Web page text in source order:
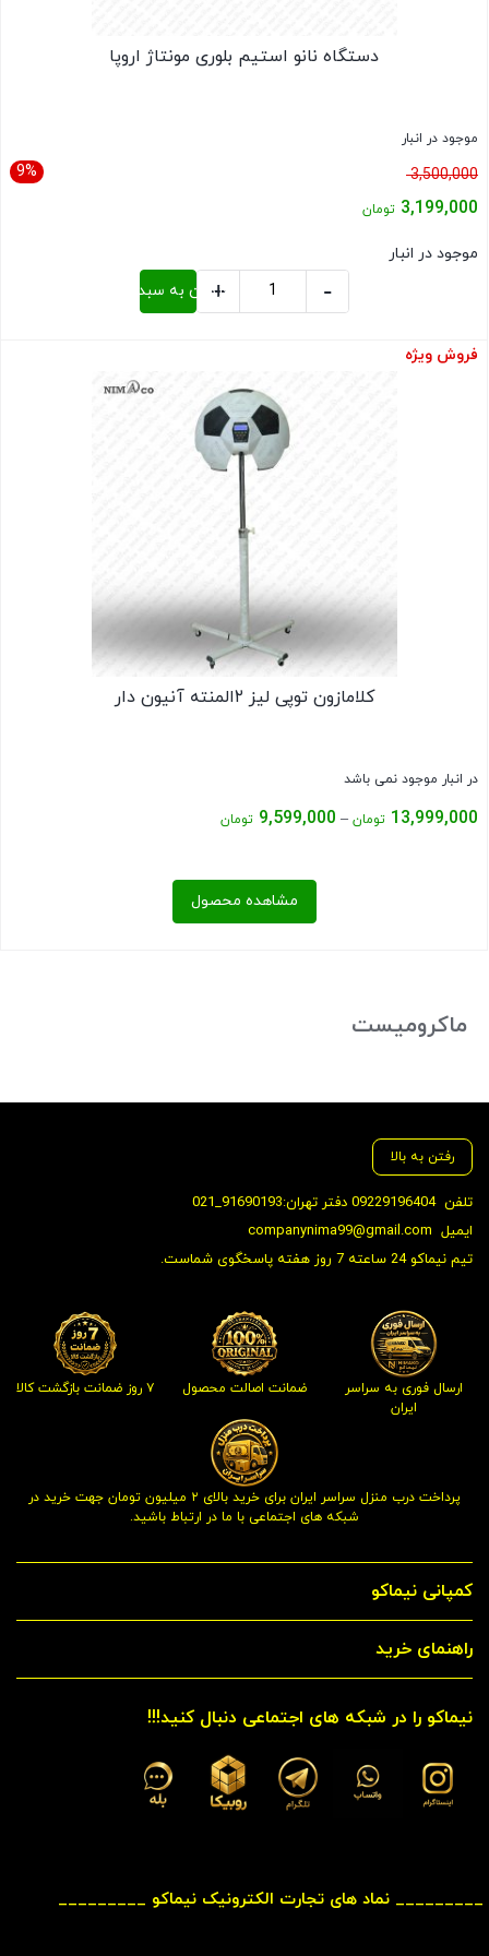
دستگاه نانو استیم بلوری مونتاژ اروپا
موجود در انبار
9% 3,500,000قیمت
اصلی:
بود.
3,199,000 تومان
موجود در انبار
-
+
افزودن به سبد خرید
بستن
فروش ویژه
کلامازون توپی لیز ۲المنته آنیون دار
در انبار موجود نمی باشد
13,999,000 تومان –
9,599,000 تومان
through
مشاهده محصول
ماکرومیست
رفتن به بالا
تلفن09229196404 دفتر تهران:91690193_021
ایمیل companynima99@gmail.com
تیم نیماکو 24 ساعته 7 روز هفته پاسخگوی شماست.
ارسال فوری به سراسر
ایران
ضمانت اصالت محصول ۷ روز ضمانت بازگشت کالا
پرداخت درب منزل سراسر ایران برای خرید بالای ۲ میلیون تومان جهت خرید در
شبکه های اجتماعی با ما در ارتباط باشید.
کمپانی نیماکو
راهنمای خرید
نیماکو را در شبکه های اجتماعی دنبال کنید!!!
_________ نماد های تجارت الکترونیک نیماکو _________